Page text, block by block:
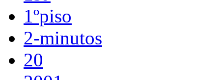
1ºpiso
2-minutos
20